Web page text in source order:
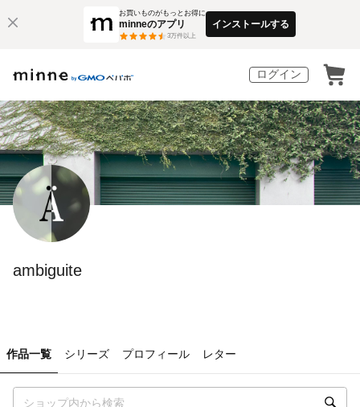
お買いものがもっとお得に
minneのアプリ
3万件以上
インストールする
ログイン
ambiguite
作品一覧 シリーズ プロフィール レター